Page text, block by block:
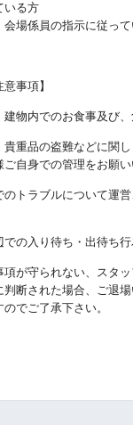
いる方
場係員の指示に従っ
意事項】
建物内でのお食事及び
貴重品の盗難などに関
自身での管理をお願い
のトラブルについて運
での入り待ち・出待ち行
項が守られない、スタ
判断された場合、ご退
のでご了承下さい。